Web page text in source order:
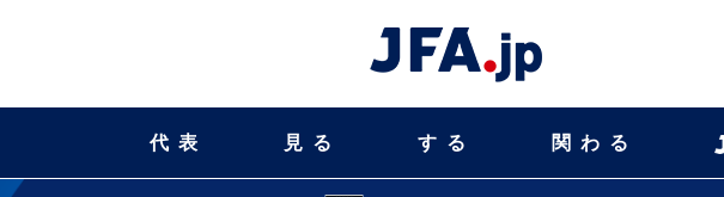
代表 見る する 関わる